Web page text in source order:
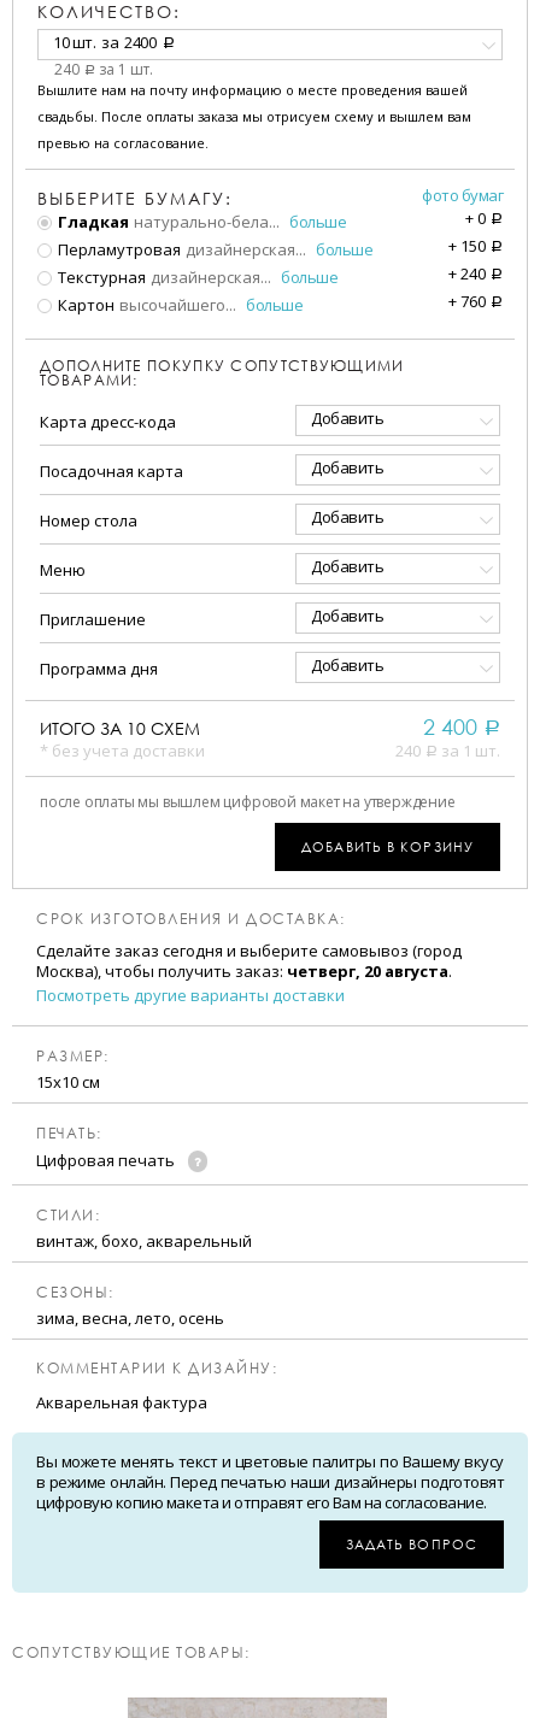
КОЛИЧЕСТВО:
10 шт. за 2400 a
240 a за 1 шт.
Вышлите нам на почту информацию о месте проведения вашей
свадьбы. После оплаты заказа мы отрисуем схему и вышлем вам
превью на согласование.
ВЫБЕРИТЕ БУМАГУ:
фото бумаг
Гладкая натурально-бела... больше +0 a
Перламутровая дизайнерская... больше + 150 a
Текстурная дизайнерская... больше +240 a
Картон высочайшего... больше +760 a
ДОПОЛНИТЕ ПОКУПКУ СОПУТСТВУЮЩИМИ
ТОВАРАМИ:
Карта дресс-кода Добавить
Посадочная карта Добавить
Номер стола Добавить
Меню Добавить
Приглашение Добавить
Программа дня Добавить
ИТОГО ЗА 10 СХЕМ
* без учета доставки
2 400 a
240 a за 1 шт.
после оплаты мы вышлем цифровой макет на утверждение
ДОБАВИТЬ В КОРЗИНУ
СРОК ИЗГОТОВЛЕНИЯ И ДОСТАВКА:
Сделайте заказ сегодня и выберите самовывоз (город
Москва), чтобы получить заказ: четверг, 20 августа.
Посмотреть другие варианты доставки
РАЗМЕР:
15х10 см
ПЕЧАТЬ:
Цифровая печать
CТИЛИ:
винтаж, бохо, акварельный
CЕЗОНЫ:
зима, весна, лето, осень
КОММЕНТАРИИ К ДИЗАЙНУ:
Акварельная фактура
Вы можете менять текст и цветовые палитры по Вашему вкусу
в режиме онлайн. Перед печатью наши дизайнеры подготовят
цифровую копию макета и отправят его Вам на согласование.
ЗАДАТЬ ВОПРОС
CОПУТСТВУЮЩИЕ ТОВАРЫ: